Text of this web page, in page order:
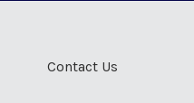
Contact Us